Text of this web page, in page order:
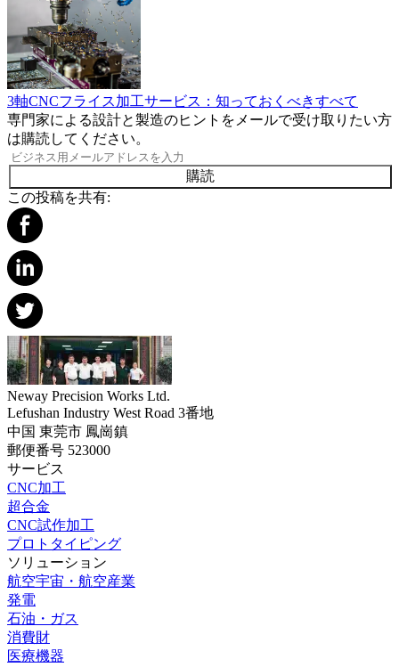
3軸CNCフライス加工サービス：知っておくべきすべて
専門家による設計と製造のヒントをメールで受け取りたい方
は購読してください。
購読
この投稿を共有:
Neway Precision Works Ltd.
Lefushan Industry West Road 3番地
中国 東莞市 鳳崗鎮
郵便番号 523000
サービス
CNC加工
超合金
CNC試作加工
プロトタイピング
ソリューション
航空宇宙・航空産業
発電
石油・ガス
消費財
医療機器